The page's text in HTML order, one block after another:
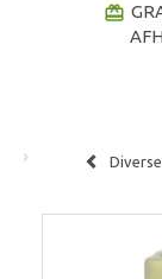
redeem